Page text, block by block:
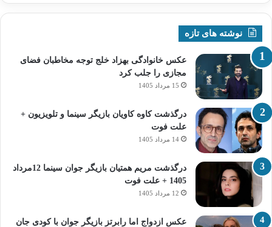
نوشته های تازه
عکس خانوادگی بهزاد خلج توجه مخاطبان فضای
مجازی را جلب کرد
15 مرداد 1405
درگذشت کاوه کاویان بازیگر سینما و تلویزیون +
علت فوت
14 مرداد 1405
درگذشت مریم همتیان بازیگر جوان سینما 12مرداد
1405 + علت فوت
12 مرداد 1405
عکس ازدواج اما رابرتز بازیگر جوان با کودی جان